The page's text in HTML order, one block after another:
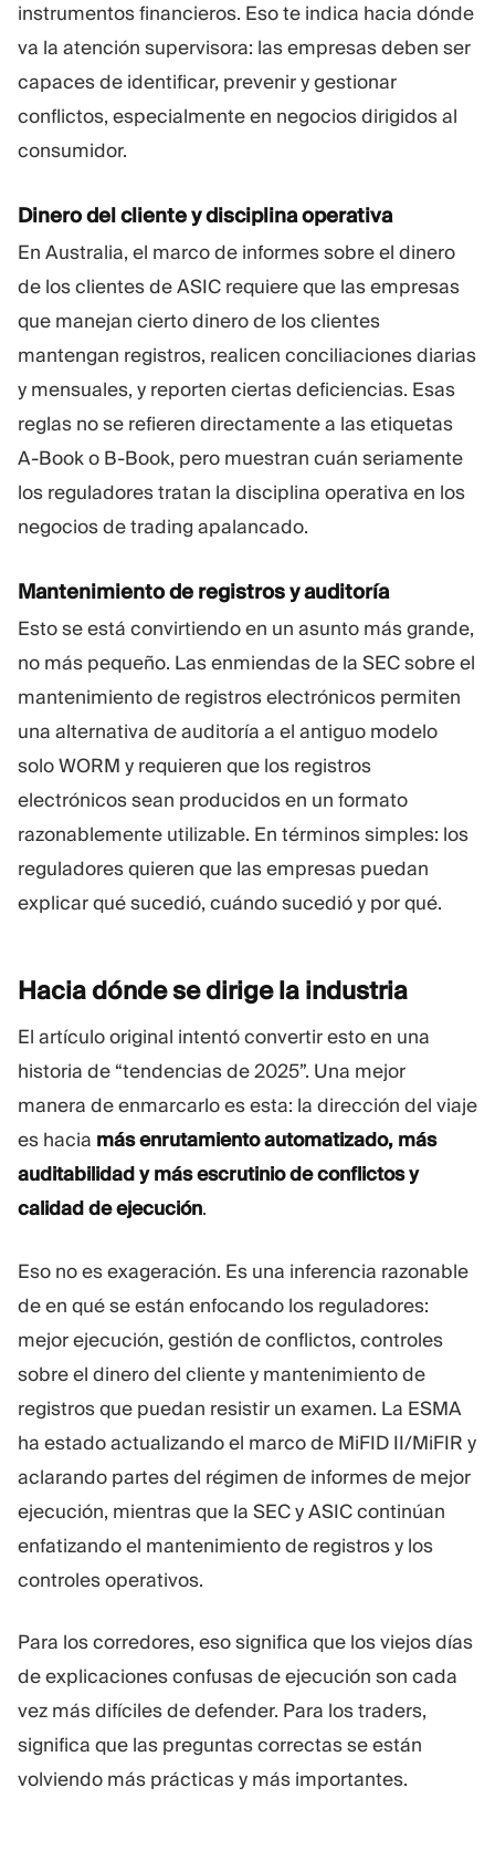
instrumentos financieros. Eso te indica hacia dónde
va la atención supervisora: las empresas deben ser
capaces de identificar, prevenir y gestionar
conflictos, especialmente en negocios dirigidos al
consumidor.
Dinero del cliente y disciplina operativa
En Australia, el marco de informes sobre el dinero
de los clientes de ASIC requiere que las empresas
que manejan cierto dinero de los clientes
mantengan registros, realicen conciliaciones diarias
y mensuales, y reporten ciertas deficiencias. Esas
reglas no se refieren directamente a las etiquetas
A-Book o B-Book, pero muestran cuán seriamente
los reguladores tratan la disciplina operativa en los
negocios de trading apalancado.
Mantenimiento de registros y auditoría
Esto se está convirtiendo en un asunto más grande,
no más pequeño. Las enmiendas de la SEC sobre el
mantenimiento de registros electrónicos permiten
una alternativa de auditoría a el antiguo modelo
solo WORM y requieren que los registros
electrónicos sean producidos en un formato
razonablemente utilizable. En términos simples: los
reguladores quieren que las empresas puedan
explicar qué sucedió, cuándo sucedió y por qué.
Hacia dónde se dirige la industria
El artículo original intentó convertir esto en una
historia de “tendencias de 2025”. Una mejor
manera de enmarcarlo es esta: la dirección del viaje
es hacia más enrutamiento automatizado, más
auditabilidad y más escrutinio de conflictos y
calidad de ejecución.
Eso no es exageración. Es una inferencia razonable
de en qué se están enfocando los reguladores:
mejor ejecución, gestión de conflictos, controles
sobre el dinero del cliente y mantenimiento de
registros que puedan resistir un examen. La ESMA
ha estado actualizando el marco de MiFID II/MiFIR y
aclarando partes del régimen de informes de mejor
ejecución, mientras que la SEC y ASIC continúan
enfatizando el mantenimiento de registros y los
controles operativos.
Para los corredores, eso significa que los viejos días
de explicaciones confusas de ejecución son cada
vez más difíciles de defender. Para los traders,
significa que las preguntas correctas se están
volviendo más prácticas y más importantes.